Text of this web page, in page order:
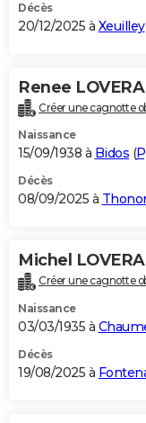
Décès
20/12/2025 à Xeuilley
Renee LOVERA
Créer une cagnotte
Naissance
15/09/1938 à Bidos (
Décès
08/09/2025 à
Michel LOVERA
Créer une cagnotte
Naissance
03/03/1935 à
Décès
19/08/2025 à